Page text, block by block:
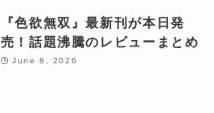
『色欲無双』最新刊が本日発
売！話題沸騰のレビューまとめ
June 8, 2026